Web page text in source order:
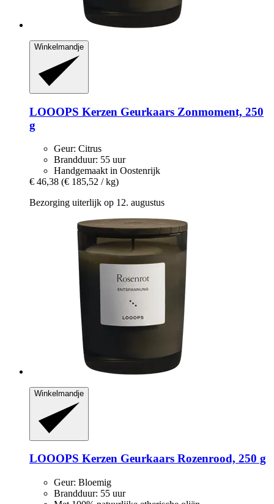
Winkelmandje
LOOOPS Kerzen Geurkaars Zonmoment, 250
g
Geur: Citrus
Brandduur: 55 uur
Handgemaakt in Oostenrijk
€ 46,38 (€ 185,52 / kg)
Bezorging uiterlijk op 12. augustus
Winkelmandje
LOOOPS Kerzen Geurkaars Rozenrood, 250 g
Geur: Bloemig
Brandduur: 55 uur